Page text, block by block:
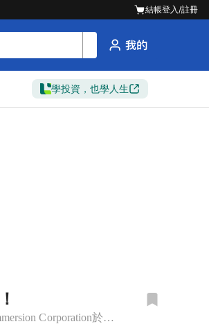
結帳登入/註冊
學投資，也學人生
Immersion Corporation發佈2026年第四季財報，每股盈餘為$0.30，營收較去年同期下降。 IMMR -1.21% Immersion Corporation於近日發布了其2026